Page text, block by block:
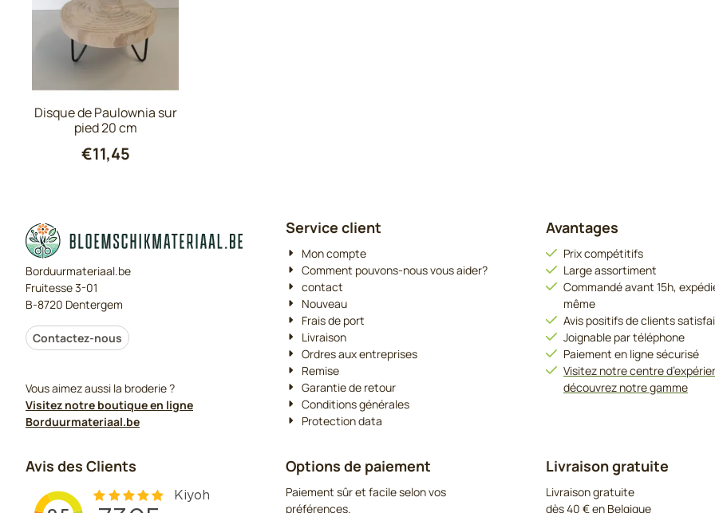
Disque de Paulownia sur
pied 20 cm
€11,45
Borduurmateriaal.be
Fruitesse 3-01
B-8720 Dentergem
Contactez-nous
Vous aimez aussi la broderie ?
Visitez notre boutique en ligne
Borduurmateriaal.be
Service client
Mon compte
Comment pouvons-nous vous aider?
contact
Nouveau
Frais de port
Livraison
Ordres aux entreprises
Remise
Garantie de retour
Conditions générales
Protection data
Avantages
Prix compétitifs
Large assortiment
Commandé avant 15h,
même
Avis positifs de clients
Joignable par téléphone
Paiement en ligne sécurisé
Visitez notre centre
découvrez notre gamme
Avis des Clients Options de paiement
Paiement sûr et facile selon vos
préférences.
Livraison gratuite
Livraison gratuite
dès 40 € en Belgique